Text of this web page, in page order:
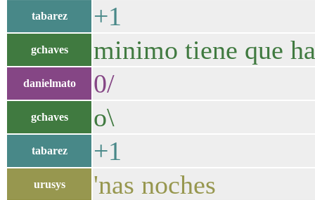
tabarez +1
gchaves minimo tiene que
danielmato 0/
gchaves o\
tabarez +1
urusys 'nas noches